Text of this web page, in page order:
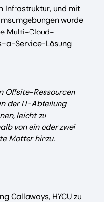
Infrastruktur, und mit
wurde
Multi-Cloud-
a-Service-Lösung
Offsite-Ressourcen
der IT-Abteilung
leicht zu
von ein oder zwei
Motter hinzu.
Callaways, HYCU zu